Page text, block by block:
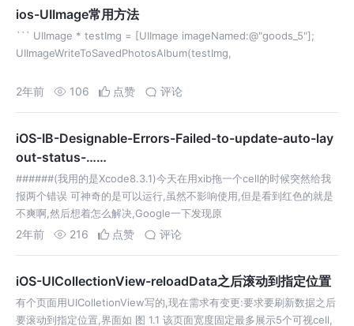
ios-UIImage常用方法
``` UIImage * testImg = [UIImage imageNamed:@"goods_5"];
UIImageWriteToSavedPhotosAlbum(testImg,
2年前 106 点赞 评论
iOS-IB-Designable-Errors-Failed-to-update-auto-lay
out-status-……
######(我用的是Xcode8.3.1)今天在用xib拖一个cell的时候突然给我
报两个错误 可神奇的是可以运行,虽然不影响使用,但是看到红色的就是
不爽啊,然后想着怎么解决,Google一下发现原
2年前 216 点赞 评论
iOS-UICollectionView-reloadData之后滚动到指定位置
有个页面用UIColletionView写的,现在需求有变更:要求要刷新数据之后
要滚动到指定位置,界面如 图 1.1 该页面宽度固定最多展示5个可视cell,